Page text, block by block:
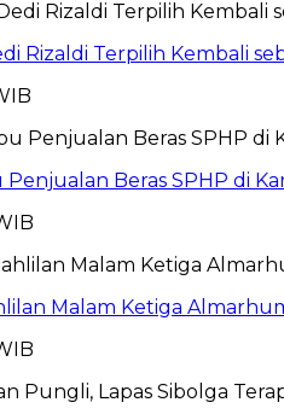
Rizaldi Terpilih Kembali
Penjualan Beras SPHP di
Malam Ketiga